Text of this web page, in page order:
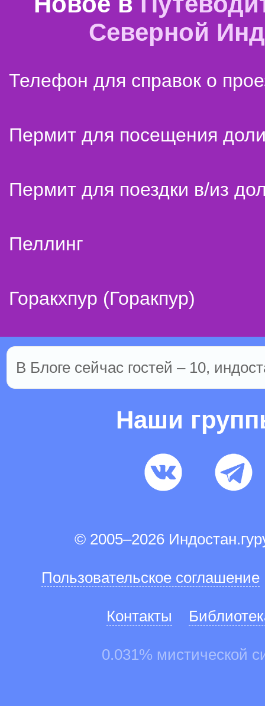
Северной
Телефон для справок о
Пермит для посещения
Пермит для поездки в/из
Пеллинг
Горакхпур (Горакпур)
В Блоге сейчас гостей – 10,
Наши
© 2005–2026
Пользовательское соглашение
Контакты
0.031% мистической